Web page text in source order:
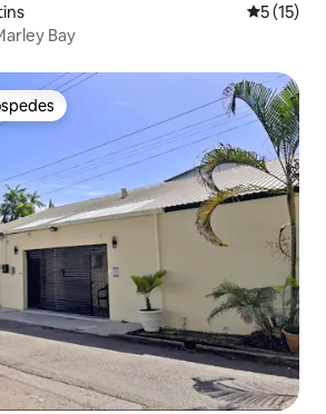
5 de uma
5 (15)
Bay
dos hóspedes